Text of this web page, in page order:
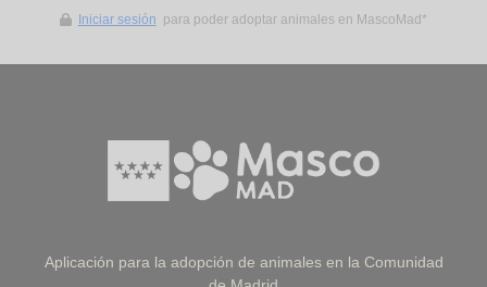
Iniciar sesión para poder adoptar animales en MascoMad*
Aplicación para la adopción de animales en la Comunidad